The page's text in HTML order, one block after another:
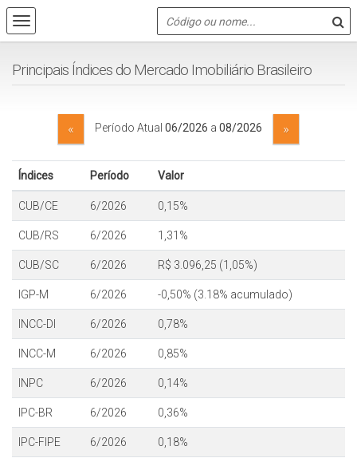
Principais Índices do Mercado Imobiliário Brasileiro
« Período Atual 06/2026 a 08/2026 »
Índices Período Valor
CUB/CE 6/2026 0,15%
CUB/RS 6/2026 1,31%
CUB/SC 6/2026 R$ 3.096,25 (1,05%)
IGP-M 6/2026 -0,50% (3.18% acumulado)
INCC-DI 6/2026 0,78%
INCC-M 6/2026 0,85%
INPC 6/2026 0,14%
IPC-BR 6/2026 0,36%
IPC-FIPE 6/2026 0,18%